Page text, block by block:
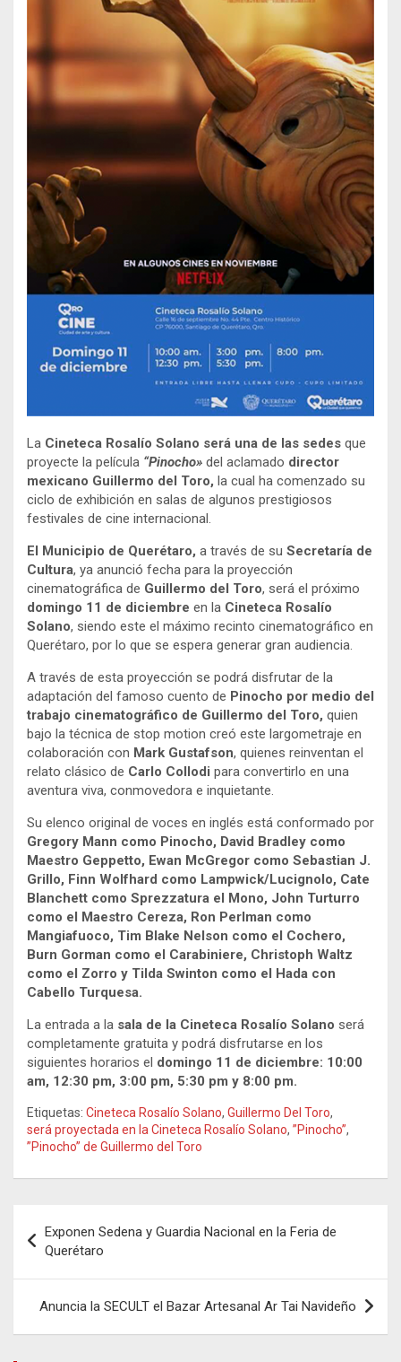
La Cineteca Rosalío Solano será una de las sedes que
proyecte la película “Pinocho» del aclamado director
mexicano Guillermo del Toro, la cual ha comenzado su
ciclo de exhibición en salas de algunos prestigiosos
festivales de cine internacional.
El Municipio de Querétaro, a través de su Secretaría de
Cultura, ya anunció fecha para la proyección
cinematográfica de Guillermo del Toro, será el próximo
domingo 11 de diciembre en la Cineteca Rosalío
Solano, siendo este el máximo recinto cinematográfico en
Querétaro, por lo que se espera generar gran audiencia.
A través de esta proyección se podrá disfrutar de la
adaptación del famoso cuento de Pinocho por medio del
trabajo cinematográfico de Guillermo del Toro, quien
bajo la técnica de stop motion creó este largometraje en
colaboración con Mark Gustafson, quienes reinventan el
relato clásico de Carlo Collodi para convertirlo en una
aventura viva, conmovedora e inquietante.
Su elenco original de voces en inglés está conformado por
Gregory Mann como Pinocho, David Bradley como
Maestro Geppetto, Ewan McGregor como Sebastian J.
Grillo, Finn Wolfhard como Lampwick/Lucignolo, Cate
Blanchett como Sprezzatura el Mono, John Turturro
como el Maestro Cereza, Ron Perlman como
Mangiafuoco, Tim Blake Nelson como el Cochero,
Burn Gorman como el Carabiniere, Christoph Waltz
como el Zorro y Tilda Swinton como el Hada con
Cabello Turquesa.
La entrada a la sala de la Cineteca Rosalío Solano será
completamente gratuita y podrá disfrutarse en los
siguientes horarios el domingo 11 de diciembre: 10:00
am, 12:30 pm, 3:00 pm, 5:30 pm y 8:00 pm.
Etiquetas: Cineteca Rosalío Solano, Guillermo Del Toro,
será proyectada en la Cineteca Rosalío Solano, ”Pinocho”,
”Pinocho” de Guillermo del Toro
de
entradas
Exponen Sedena y Guardia Nacional en la Feria de
Querétaro
Anuncia la SECULT el Bazar Artesanal Ar Tai Navideño